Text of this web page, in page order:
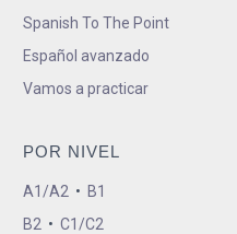
Spanish To The Point
Español avanzado
Vamos a practicar
POR NIVEL
A1/A2 • B1
B2 • C1/C2